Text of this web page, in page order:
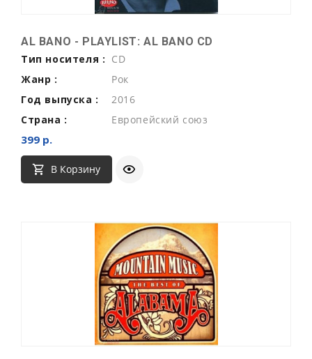
AL BANO - PLAYLIST: AL BANO CD
Тип носителя : CD
Жанр :
Рок
Год выпуска :
2016
Страна :
Европейский союз
399 р.
В Корзину